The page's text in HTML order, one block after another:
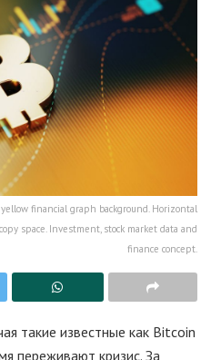
financial graph background. Horizontal
space. Investment, stock market data and
finance concept.
такие известные как Bitcoin
переживают кризис. За